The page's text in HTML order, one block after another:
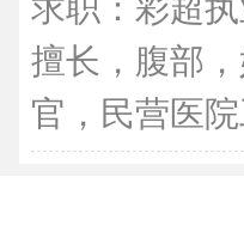
擅长，腹部
官，民营医